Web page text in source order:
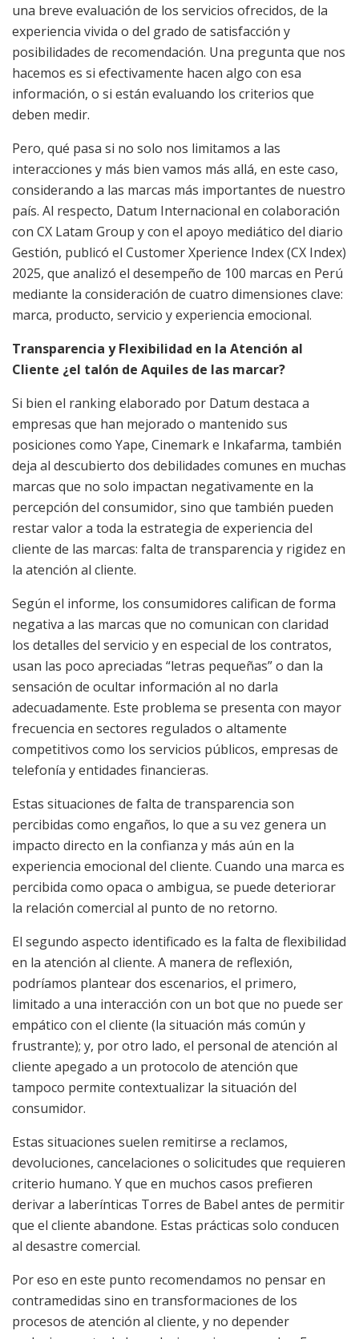
una breve evaluación de los servicios ofrecidos, de la
experiencia vivida o del grado de satisfacción y
posibilidades de recomendación. Una pregunta que nos
hacemos es si efectivamente hacen algo con esa
información, o si están evaluando los criterios que
deben medir.
Pero, qué pasa si no solo nos limitamos a las
interacciones y más bien vamos más allá, en este caso,
considerando a las marcas más importantes de nuestro
país. Al respecto, Datum Internacional en colaboración
con CX Latam Group y con el apoyo mediático del diario
Gestión, publicó el Customer Xperience Index (CX Index)
2025, que analizó el desempeño de 100 marcas en Perú
mediante la consideración de cuatro dimensiones clave:
marca, producto, servicio y experiencia emocional.
Transparencia y Flexibilidad en la Atención al
Cliente ¿el talón de Aquiles de las marcar?
Si bien el ranking elaborado por Datum destaca a
empresas que han mejorado o mantenido sus
posiciones como Yape, Cinemark e Inkafarma, también
deja al descubierto dos debilidades comunes en muchas
marcas que no solo impactan negativamente en la
percepción del consumidor, sino que también pueden
restar valor a toda la estrategia de experiencia del
cliente de las marcas: falta de transparencia y rigidez en
la atención al cliente.
Según el informe, los consumidores califican de forma
negativa a las marcas que no comunican con claridad
los detalles del servicio y en especial de los contratos,
usan las poco apreciadas “letras pequeñas” o dan la
sensación de ocultar información al no darla
adecuadamente. Este problema se presenta con mayor
frecuencia en sectores regulados o altamente
competitivos como los servicios públicos, empresas de
telefonía y entidades financieras.
Estas situaciones de falta de transparencia son
percibidas como engaños, lo que a su vez genera un
impacto directo en la confianza y más aún en la
experiencia emocional del cliente. Cuando una marca es
percibida como opaca o ambigua, se puede deteriorar
la relación comercial al punto de no retorno.
El segundo aspecto identificado es la falta de flexibilidad
en la atención al cliente. A manera de reflexión,
podríamos plantear dos escenarios, el primero,
limitado a una interacción con un bot que no puede ser
empático con el cliente (la situación más común y
frustrante); y, por otro lado, el personal de atención al
cliente apegado a un protocolo de atención que
tampoco permite contextualizar la situación del
consumidor.
Estas situaciones suelen remitirse a reclamos,
devoluciones, cancelaciones o solicitudes que requieren
criterio humano. Y que en muchos casos prefieren
derivar a laberínticas Torres de Babel antes de permitir
que el cliente abandone. Estas prácticas solo conducen
al desastre comercial.
Por eso en este punto recomendamos no pensar en
contramedidas sino en transformaciones de los
procesos de atención al cliente, y no depender